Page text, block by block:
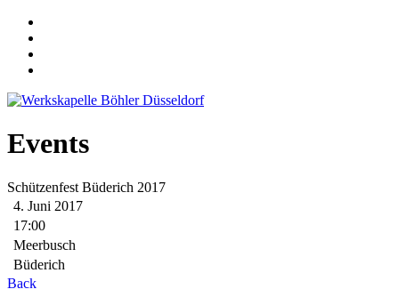
Events
Schützenfest Büderich 2017
4. Juni 2017
17:00
Meerbusch
Büderich
Back